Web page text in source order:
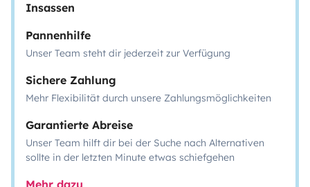
Insassen
Pannenhilfe
Unser Team steht dir jederzeit zur Verfügung
Sichere Zahlung
Mehr Flexibilität durch unsere Zahlungsmöglichkeiten
Garantierte Abreise
Unser Team hilft dir bei der Suche nach Alternativen
sollte in der letzten Minute etwas schiefgehen
Mehr dazu